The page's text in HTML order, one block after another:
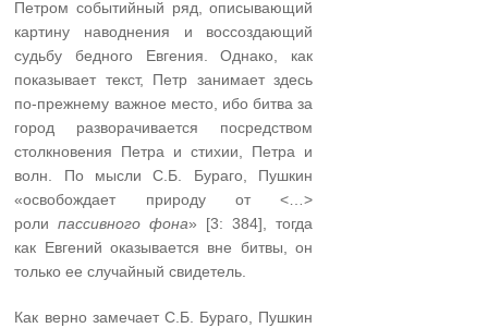
Петром событийный ряд, описывающий
картину наводнения и воссоздающий
судьбу бедного Евгения. Однако, как
показывает текст, Петр занимает здесь
по-прежнему важное место, ибо битва за
город разворачивается посредством
столкновения Петра и стихии, Петра и
волн. По мысли С.Б. Бураго, Пушкин
«освобождает природу от <…>
ролипассивного фона» [3: 384], тогда
как Евгений оказывается вне битвы, он
только ее случайный свидетель.
Как верно замечает С.Б. Бураго, Пушкин